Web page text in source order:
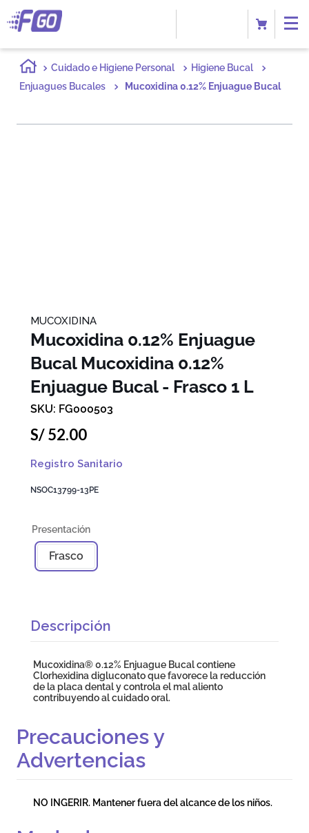
Cuidado e Higiene Personal
Higiene Bucal
Enjuagues Bucales
Mucoxidina 0.12% Enjuague Bucal
MUCOXIDINA
Mucoxidina 0.12% Enjuague
Bucal Mucoxidina 0.12%
Enjuague Bucal - Frasco 1 L
FG000503
S/52.00
Registro Sanitario
NSOC13799-13PE
Frasco
Descripción
Mucoxidina® 0.12% Enjuague Bucal contiene
Clorhexidina digluconato que favorece la reducción
de la placa dental y controla el mal aliento
contribuyendo al cuidado oral.
Precauciones y
Advertencias
NO INGERIR. Mantener fuera del alcance de los niños.